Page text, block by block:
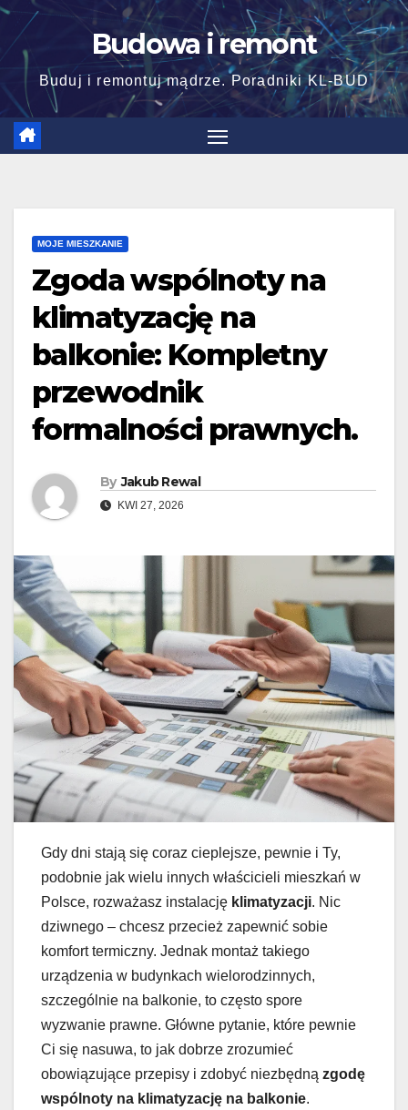
Skip
content
Budowa i remont
Buduj i remontuj mądrze. Poradniki KL-BUD
MOJE MIESZKANIE
Zgoda wspólnoty na
klimatyzację na
balkonie: Kompletny
przewodnik
formalności prawnych.
By Jakub Rewal
KWI 27, 2026
Gdy dni stają się coraz cieplejsze, pewnie i Ty,
podobnie jak wielu innych właścicieli mieszkań w
Polsce, rozważasz instalację klimatyzacji. Nic
dziwnego – chcesz przecież zapewnić sobie
komfort termiczny. Jednak montaż takiego
urządzenia w budynkach wielorodzinnych,
szczególnie na balkonie, to często spore
wyzwanie prawne. Główne pytanie, które pewnie
Ci się nasuwa, to jak dobrze zrozumieć
obowiązujące przepisy i zdobyć niezbędną zgodę
wspólnoty na klimatyzację na balkonie.